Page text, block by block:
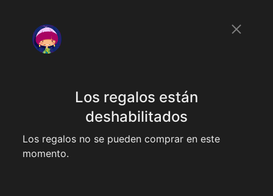
Los regalos están
deshabilitados
Los regalos no se pueden comprar en este
momento.